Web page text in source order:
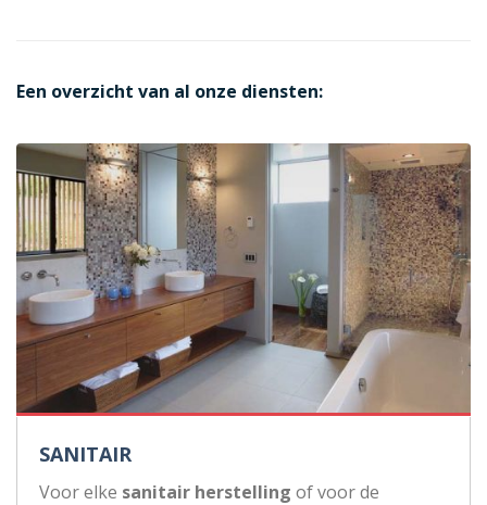
Een overzicht van al onze diensten:
SANITAIR
Voor elke sanitair herstelling of voor de